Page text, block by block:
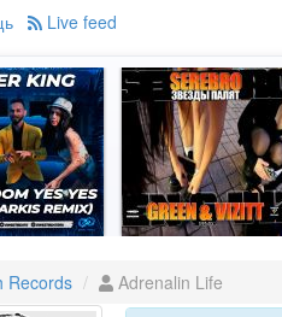
Live feed
Records Adrenalin Life